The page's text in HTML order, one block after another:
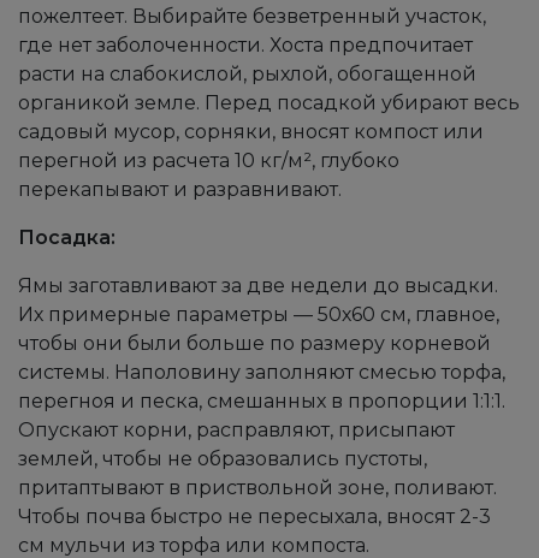
пожелтеет. Выбирайте безветренный участок,
где нет заболоченности. Хоста предпочитает
расти на слабокислой, рыхлой, обогащенной
органикой земле. Перед посадкой убирают весь
садовый мусор, сорняки, вносят компост или
перегной из расчета 10 кг/м², глубоко
перекапывают и разравнивают.
Посадка:
Ямы заготавливают за две недели до высадки.
Их примерные параметры — 50х60 см, главное,
чтобы они были больше по размеру корневой
системы. Наполовину заполняют смесью торфа,
перегноя и песка, смешанных в пропорции 1:1:1.
Опускают корни, расправляют, присыпают
землей, чтобы не образовались пустоты,
притаптывают в приствольной зоне, поливают.
Чтобы почва быстро не пересыхала, вносят 2-3
см мульчи из торфа или компоста.